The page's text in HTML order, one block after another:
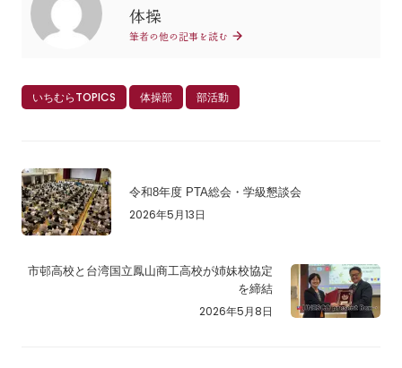
体操
筆者の他の記事を読む
いちむらTOPICS 体操部 部活動
令和8年度 PTA総会・学級懇談会
2026年5月13日
市邨高校と台湾国立鳳山商工高校が姉妹校協定
を締結
2026年5月8日